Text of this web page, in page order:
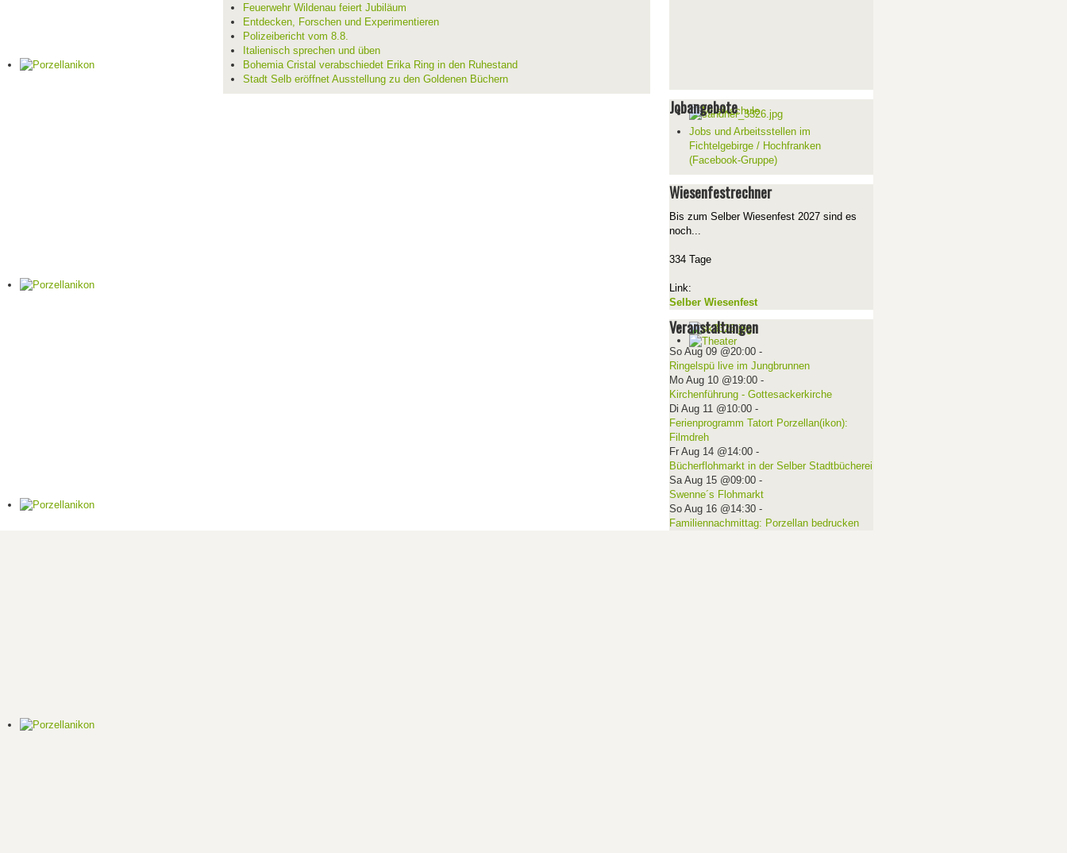
Feuerwehr Wildenau feiert Jubiläum
Entdecken, Forschen und Experimentieren
Polizeibericht vom 8.8.
Italienisch sprechen und üben
Bohemia Cristal verabschiedet Erika Ring in den Ruhestand
Stadt Selb eröffnet Ausstellung zu den Goldenen Büchern
Jobangebote
Jobs und Arbeitsstellen im
Fichtelgebirge / Hochfranken
(Facebook-Gruppe)
Wiesenfestrechner
Bis zum Selber Wiesenfest 2027 sind es
noch...
334 Tage
Link:
Selber Wiesenfest
Veranstaltungen
So Aug 09 @20:00-
Ringelspü live im Jungbrunnen
Mo Aug 10 @19:00-
Kirchenführung - Gottesackerkirche
Di Aug 11 @10:00-
Ferienprogramm Tatort Porzellan(ikon):
Filmdreh
Fr Aug 14 @14:00-
Bücherflohmarkt in der Selber Stadtbücherei
Sa Aug 15 @09:00-
Swenne´s Flohmarkt
So Aug 16 @14:30-
Familiennachmittag: Porzellan bedrucken